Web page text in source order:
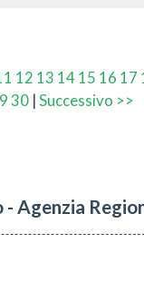
12 13 1415 16 17
30 |Successivo >>
- Agenzia